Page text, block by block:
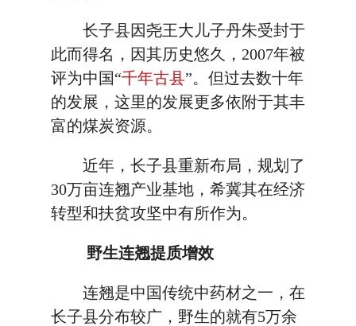
长子县因尧王大儿子丹朱受封于
此而得名，因其历史悠久，2007年被
评为中国“千年古县”。但过去数十年
的发展，这里的发展更多依附于其丰
富的煤炭资源。
近年，长子县重新布局，规划了
30万亩连翘产业基地，希冀其在经济
转型和扶贫攻坚中有所作为。
野生连翘提质增效
连翘是中国传统中药材之一，在
长子县分布较广，野生的就有5万余